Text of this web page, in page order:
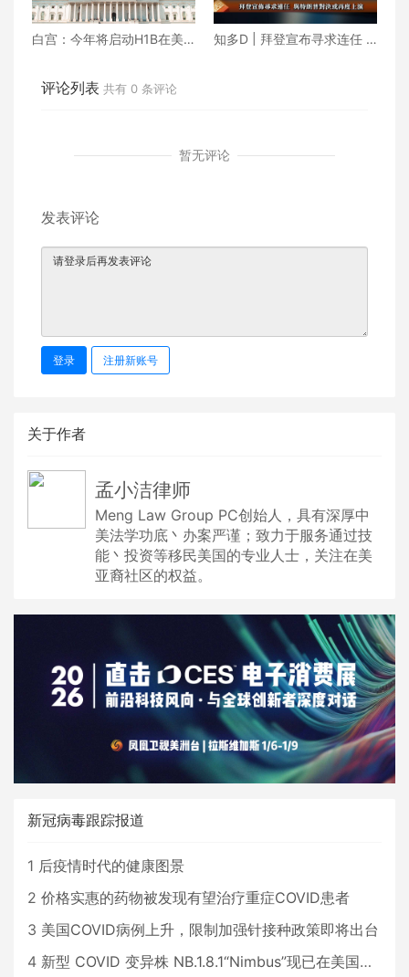
白宫：今年将启动H1B在美
知多D | 拜登宣布寻求连任 H
评论列表 共有 0 条评论
暂无评论
发表评论
登录 注册新账号
关于作者
孟小洁律师
Meng Law Group PC创始人，具有深厚中
美法学功底丶办案严谨；致力于服务通过技
能丶投资等移民美国的专业人士，关注在美
亚裔社区的权益。
新冠病毒跟踪报道
1 后疫情时代的健康图景
2 价格实惠的药物被发现有望治疗重症COVID患者
3 美国COVID病例上升，限制加强针接种政策即将出台
4 新型 COVID 变异株 NB.1.8.1“Nimbus”现已在美国占据主导地位